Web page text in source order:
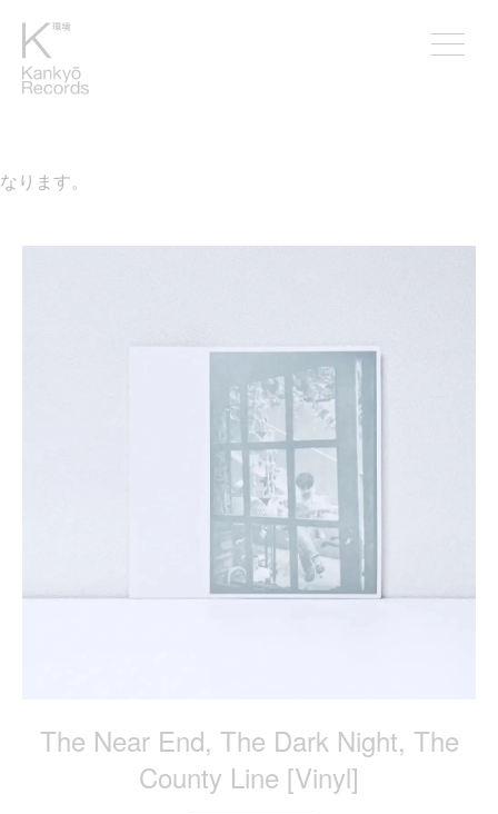
ます。
The Near End, The Dark Night, The
County Line [Vinyl]